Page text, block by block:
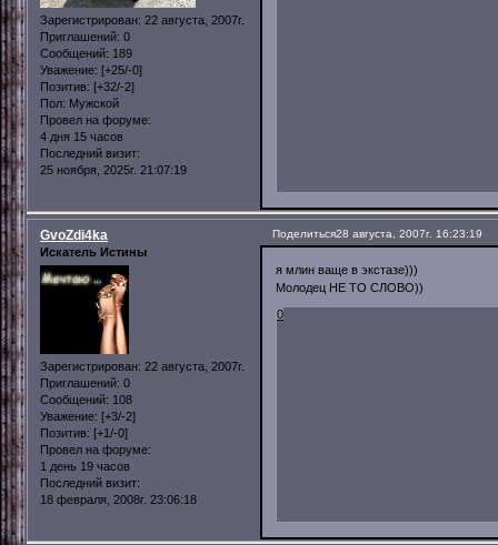
Зарегистрирован: 22 августа, 2007г.
Приглашений: 0
Сообщений: 189
Уважение: [+25/-0]
Позитив: [+32/-2]
Пол: Мужской
Провел на форуме:
4 дня 15 часов
Последний визит:
25 ноября, 2025г. 21:07:19
Поделиться28 августа, 2007г. 16:23:19
GvoZdi4ka
Искатель Истины
Зарегистрирован: 22 августа, 2007г.
Приглашений: 0
Сообщений: 108
Уважение: [+3/-2]
Позитив: [+1/-0]
Провел на форуме:
1 день 19 часов
Последний визит:
18 февраля, 2008г. 23:06:18
я млин ваще в экстазе)))
Молодец НЕ ТО СЛОВО))
0